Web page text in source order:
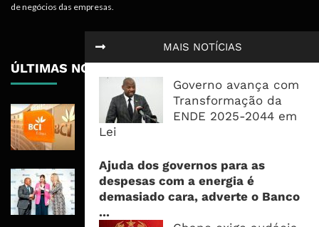
MAIS NOTÍCIAS
Governo avança com
Transformação da
ENDE 2025-2044 em
Lei
Ajuda dos governos para as
despesas com a energia é
demasiado cara, adverte o Banco
...
de negócios das empresas.
ÚLTIMAS NOTÍCIAS
BCI Lucra 3,34 Mil Milhões De
Meticais, Mas Crédito A Clientes
RAIZ Arranca Com 4 Milhões De
Libras Para Criar Novas Soluções De